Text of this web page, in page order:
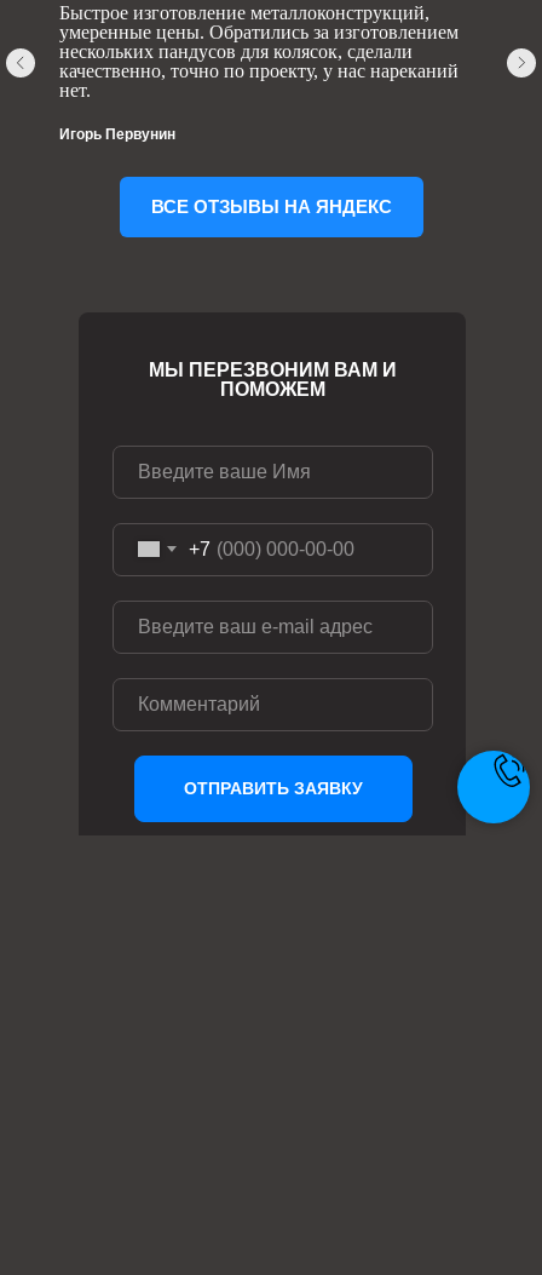
Быстрое изготовление металлоконструкций,
умеренные цены. Обратились за изготовлением
нескольких пандусов для колясок, сделали
качественно, точно по проекту, у нас нареканий
нет.
Игорь Первунин
ВСЕ ОТЗЫВЫ НА ЯНДЕКС
+7
ОТПРАВИТЬ ЗАЯВКУ
МЫ ПЕРЕЗВОНИМ ВАМ И
ПОМОЖЕМ